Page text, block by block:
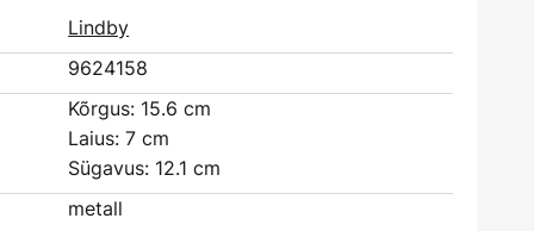
Lindby
9624158
Kõrgus: 15.6 cm
Laius: 7 cm
Sügavus: 12.1 cm
metall